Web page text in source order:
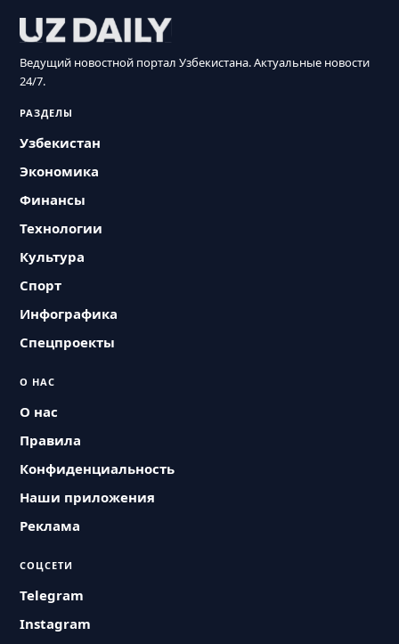
Ведущий новостной портал Узбекистана. Актуальные новости
24/7.
РАЗДЕЛЫ
Узбекистан
Экономика
Финансы
Технологии
Культура
Спорт
Инфографика
Спецпроекты
О НАС
О нас
Правила
Конфиденциальность
Наши приложения
Реклама
СОЦСЕТИ
Telegram
Instagram